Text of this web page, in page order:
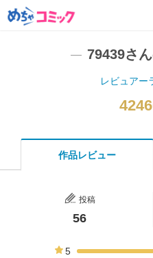
79439さ
レビュアー
作品レビュー
投稿
56
5